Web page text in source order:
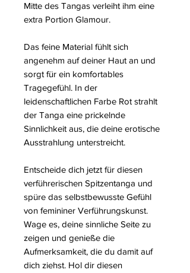
Mitte des Tangas verleiht ihm eine
extra Portion Glamour.
Das feine Material fühlt sich
angenehm auf deiner Haut an und
sorgt für ein komfortables
Tragegefühl. In der
leidenschaftlichen Farbe Rot strahlt
der Tanga eine prickelnde
Sinnlichkeit aus, die deine erotische
Ausstrahlung unterstreicht.
Entscheide dich jetzt für diesen
verführerischen Spitzentanga und
spüre das selbstbewusste Gefühl
von femininer Verführungskunst.
Wage es, deine sinnliche Seite zu
zeigen und genieße die
Aufmerksamkeit, die du damit auf
dich ziehst. Hol dir diesen